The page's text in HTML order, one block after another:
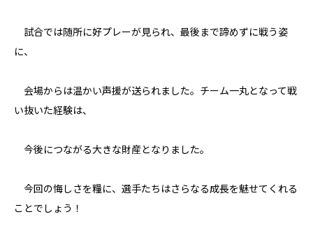
試合では随所に好プレーが見られ、最後まで諦めずに戦う姿
に、
会場からは温かい声援が送られました。チーム一丸となって戦
い抜いた経験は、
今後につながる大きな財産となりました。
今回の悔しさを糧に、選手たちはさらなる成長を魅せてくれる
ことでしょう！